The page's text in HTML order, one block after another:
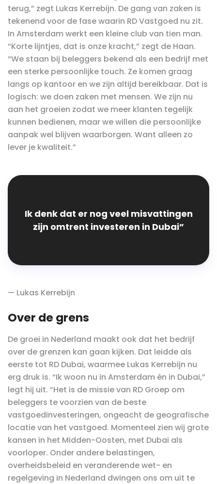
terug,” zegt Lukas Kerrebijn. De gang van zaken is
tekenend voor de fase waarin RD Vastgoed nu zit.
In Amsterdam werkt een kleine club van tien man.
“Korte lijntjes, dat is onze kracht,” zegt de Haan.
“We staan bij beleggers bekend als een bedrijf met
een sterke persoonlijke touch. Ze komen graag
langs op kantoor en we zijn altijd bereikbaar. Dat is
logisch: we doen zaken met mensen. We zijn nu
aan het groeien zodat we meer klanten tegelijk
kunnen bedienen, maar we willen die persoonlijke
aanpak wel blijven waarborgen. Want alleen zo
lever je kwaliteit.”
Ik denk dat er nog veel misvattingen
zijn omtrent investeren in Dubai”
— Lukas Kerrebijn
Over de grens
De groei in Nederland maakt ook dat het bedrijf
over de grenzen kan gaan kijken. Dat leidde als
eerste tot RD Dubai, waarmee Lukas Kerrebijn nu
erg druk is. “Ik woon nu in Amsterdam én in Dubai,”
legt hij uit. “Het is de missie van RD Groep om
beleggers te voorzien van de beste
vastgoedinvesteringen, ongeacht de geografische
locatie van het vastgoed. Momenteel zien wij grote
kansen in het Midden-Oosten, met Dubai als
voorloper. Onder andere belastingen,
overheidsbeleid en veranderende wet- en
regelgeving in Nederland dwingen ons om uit te